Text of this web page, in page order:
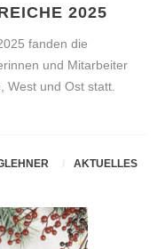
2025
fanden die
und Mitarbeiter
West und Ost statt.
AKTUELLES